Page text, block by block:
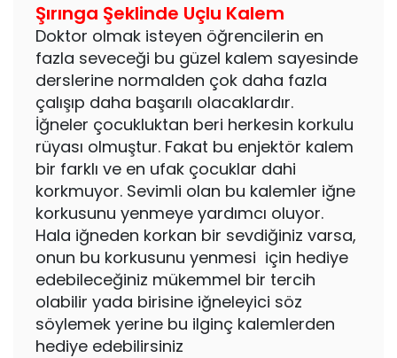
Şırınga Şeklinde Uçlu Kalem
Doktor olmak isteyen öğrencilerin en
fazla seveceği bu güzel kalem sayesinde
derslerine normalden çok daha fazla
çalışıp daha başarılı olacaklardır.
İğneler çocukluktan beri herkesin korkulu
rüyası olmuştur. Fakat bu enjektör kalem
bir farklı ve en ufak çocuklar dahi
korkmuyor. Sevimli olan bu kalemler iğne
korkusunu yenmeye yardımcı oluyor.
Hala iğneden korkan bir sevdiğiniz varsa,
onun bu korkusunu yenmesi için hediye
edebileceğiniz mükemmel bir tercih
olabilir yada birisine iğneleyici söz
söylemek yerine bu ilginç kalemlerden
hediye edebilirsiniz